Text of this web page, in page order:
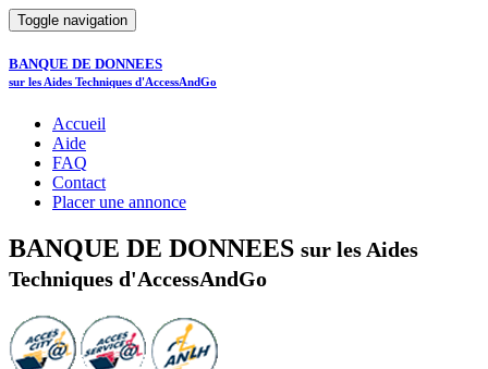
Toggle navigation
BANQUE DE DONNEES
sur les Aides Techniques d'AccessAndGo
Accueil
Aide
FAQ
Contact
Placer une annonce
BANQUE DE DONNEES sur les Aides
Techniques d'AccessAndGo